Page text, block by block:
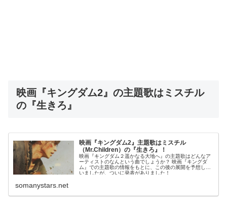
映画『キングダム2』の主題歌はミスチル
の『生きろ』
映画『キングダム2』主題歌はミスチル
（Mr.Children）の『生きろ』！
映画『キングダム２遥かなる大地へ』の主題歌はどんなア
ーティストのなんという曲でしょうか？ 映画『キングダ
ム』での主題歌の情報をもとに、この後の展開を予想して
いましたが、ついに発表がありました！
somanystars.net